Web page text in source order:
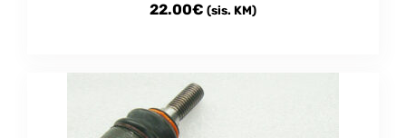
22.00€ (sis. KM)